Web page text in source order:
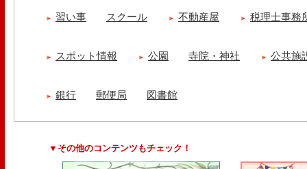
習い事 スクール 不動産屋 税理士事務
スポット情報 公園 寺院・神社 公共施
銀行 郵便局 図書館
▼その他のコンテンツもチェック！